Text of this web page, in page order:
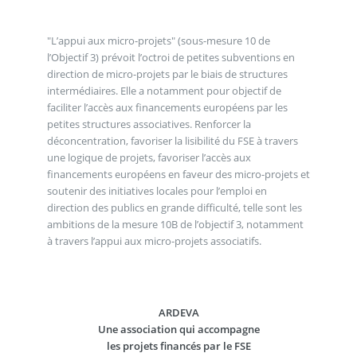
"L’appui aux micro-projets" (sous-mesure 10 de
l’Objectif 3) prévoit l’octroi de petites subventions en
direction de micro-projets par le biais de structures
intermédiaires. Elle a notamment pour objectif de
faciliter l’accès aux financements européens par les
petites structures associatives. Renforcer la
déconcentration, favoriser la lisibilité du FSE à travers
une logique de projets, favoriser l’accès aux
financements européens en faveur des micro-projets et
soutenir des initiatives locales pour l’emploi en
direction des publics en grande difficulté, telle sont les
ambitions de la mesure 10B de l’objectif 3, notamment
à travers l’appui aux micro-projets associatifs.
ARDEVA
Une association qui accompagne
les projets financés par le FSE